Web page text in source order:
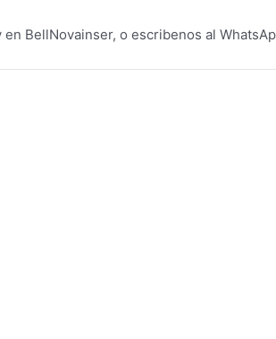
en BellNovainser, o escribenos al